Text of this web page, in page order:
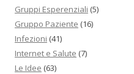
Gruppi Esperenziali (5)
Gruppo Paziente (16)
Infezioni (41)
Internet e Salute (7)
Le Idee (63)